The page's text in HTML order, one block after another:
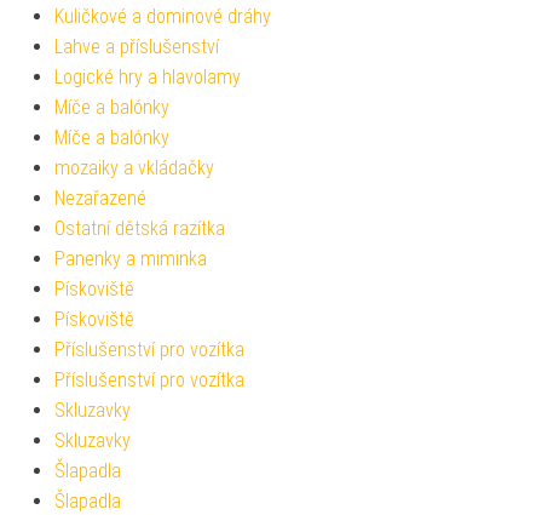
Kuličkové a dominové dráhy
Lahve a příslušenství
Logické hry a hlavolamy
Míče a balónky
Míče a balónky
mozaiky a vkládačky
Nezařazené
Ostatní dětská razítka
Panenky a miminka
Pískoviště
Pískoviště
Příslušenství pro vozítka
Příslušenství pro vozítka
Skluzavky
Skluzavky
Šlapadla
Šlapadla